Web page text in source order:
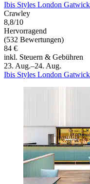
Ibis Styles London
Crawley
8,8/10
Hervorragend
(532 Bewertungen)
84 €
inkl. Steuern & Gebühren
23. Aug.–24. Aug.
Ibis Styles London